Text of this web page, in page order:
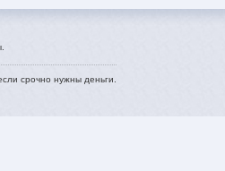
срочно нужны деньги.